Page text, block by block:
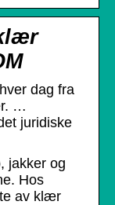
dag fra
…
juridiske
jakker og
Hos
av klær